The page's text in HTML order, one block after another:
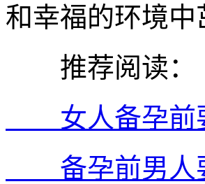
和幸福的环境中
推荐阅读：
女人备孕前
备孕前男人